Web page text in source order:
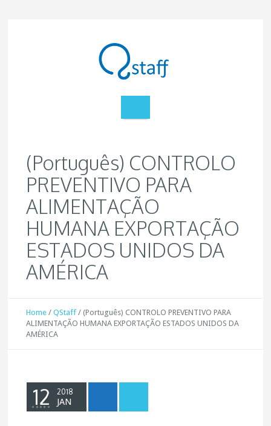
(Português) CONTROLO
PREVENTIVO PARA
ALIMENTAÇÃO
HUMANA EXPORTAÇÃO
ESTADOS UNIDOS DA
AMÉRICA
Home /QStaff /(Português) CONTROLO PREVENTIVO PARA
ALIMENTAÇÃO HUMANA EXPORTAÇÃO ESTADOS UNIDOS DA
AMÉRICA
12 2018
JAN